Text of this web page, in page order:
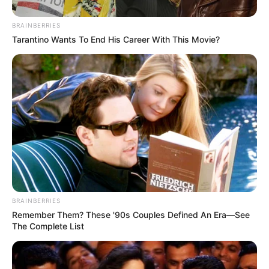
Berselang satu tahun, ia sukses membintangi
di WeTV Indonesia. Dilanjutkan denganAngel(2022) di Vision+.
Setelah menunggu, ia mendapatkan peran utamanya pada tahun
2023. Ia didapuk menjadi peran Hasan untuk film hororHidayah
(2023).
Baca juga:Biodata, Profil, dan Fakta Dinda Ghania
BRAINBERRIES
Tarantino Wants To End His Career With This Movie?
BRAINBERRIES
Remember Them? These '90s Couples Defined An Era—See
The Complete List